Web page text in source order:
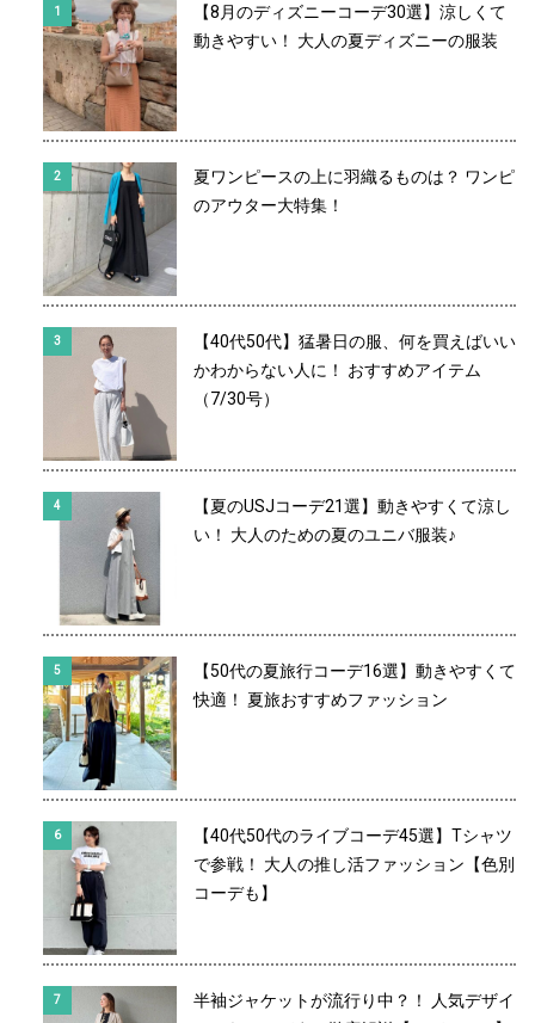
【8月のディズニーコーデ30選】涼しくて
動きやすい！ 大人の夏ディズニーの服装
夏ワンピースの上に羽織るものは？ ワンピ
のアウター大特集！
【40代50代】猛暑日の服、何を買えばいい
かわからない人に！ おすすめアイテム
（7/30号）
【夏のUSJコーデ21選】動きやすくて涼し
い！ 大人のための夏のユニバ服装♪
【50代の夏旅行コーデ16選】動きやすくて
快適！ 夏旅おすすめファッション
【40代50代のライブコーデ45選】Tシャツ
で参戦！ 大人の推し活ファッション【色別
コーデも】
半袖ジャケットが流行り中？！ 人気デザイ